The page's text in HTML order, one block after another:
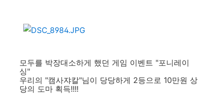
모두를 박장대소하게 했던 게임 이벤트 "포니레이
싱"
우리의 "캠사쟈칼"님이 당당하게 2등으로 10만원 상
당의 도마 획득!!!!